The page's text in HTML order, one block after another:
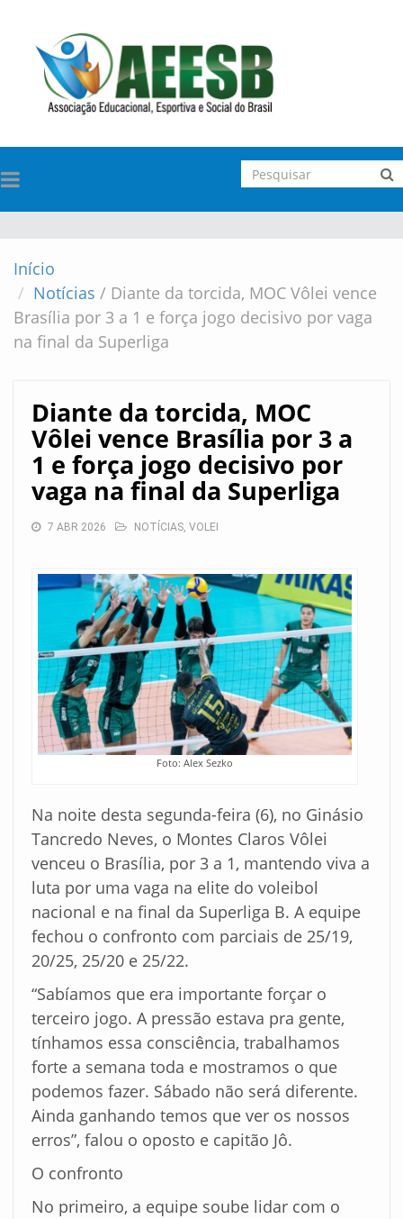
TOGGLE
NAVIGATION
Início
Notícias / Diante da torcida, MOC Vôlei vence
Brasília por 3 a 1 e força jogo decisivo por vaga
na final da Superliga
Diante da torcida, MOC
Vôlei vence Brasília por 3 a
1 e força jogo decisivo por
vaga na final da Superliga
7 ABR 2026 NOTÍCIAS, VOLEI
Foto: Alex Sezko
Na noite desta segunda-feira (6), no Ginásio
Tancredo Neves, o Montes Claros Vôlei
venceu o Brasília, por 3 a 1, mantendo viva a
luta por uma vaga na elite do voleibol
nacional e na final da Superliga B. A equipe
fechou o confronto com parciais de 25/19,
20/25, 25/20 e 25/22.
“Sabíamos que era importante forçar o
terceiro jogo. A pressão estava pra gente,
tínhamos essa consciência, trabalhamos
forte a semana toda e mostramos o que
podemos fazer. Sábado não será diferente.
Ainda ganhando temos que ver os nossos
erros”, falou o oposto e capitão Jô.
O confronto
No primeiro, a equipe soube lidar com o